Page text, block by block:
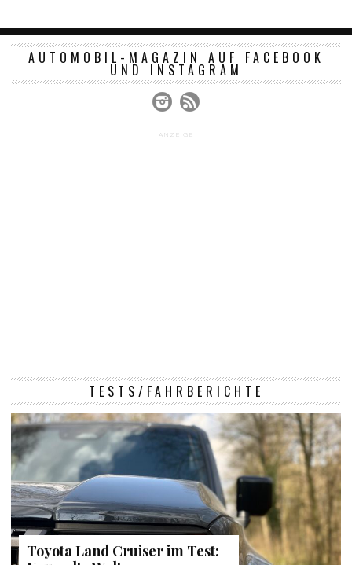
AUTOMOBIL-MAGAZIN AUF FACEBOOK
UND INSTAGRAM
ANZEIGE
TESTS/FAHRBERICHTE
Toyota Land Cruiser im Test: